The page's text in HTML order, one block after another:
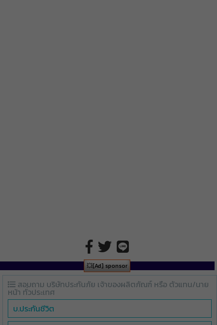
💥[Ad] sponsor
สอบถาม บริษัทประกันภัย เจ้าของผลิตภัณฑ์ หรือ ตัวแทน/นาย
หน้า ทั่วประเทศ
บ.ประกันชีวิต